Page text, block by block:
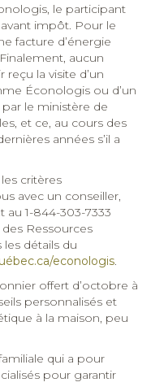
le participant
impôt. Pour le
facture d’énergie
aucun
la visite d’un
Éconologis ou d’un
le ministère de
et ce, au cours des
années s’il a
critères
avec un conseiller,
1-844-303-7333
Ressources
les détails du
econologis.
offert d’octobre à
personnalisés et
à la maison, peu
qui a pour
pour garantir